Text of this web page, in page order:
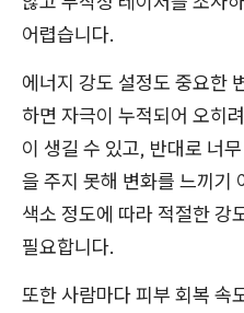
어렵습니다.
에너지 강도 설정도 중요한
하면 자극이 누적되어 오히
이 생길 수 있고, 반대로 너
을 주지 못해 변화를 느끼기
색소 정도에 따라 적절한 강
필요합니다.
또한 사람마다 피부 회복 속